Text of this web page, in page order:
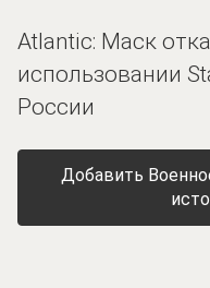
Atlantic: Маск
использовании
России
Добавить